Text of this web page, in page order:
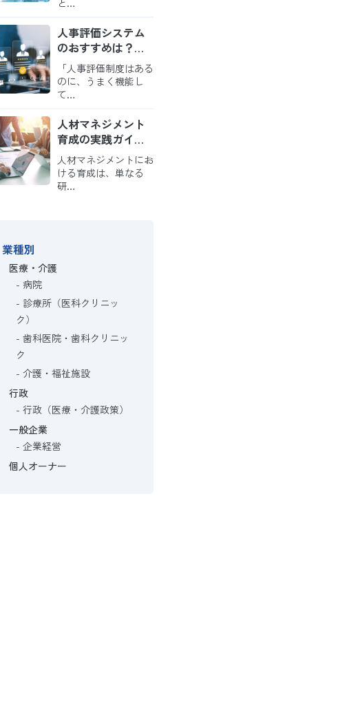
と…
人事評価システム
のおすすめは？導
入のメリットと比
較のポイントを解
説
「人事評価制度はある
のに、うまく機能し
て…
人材マネジメント
育成の実践ガイド
｜戦略を現場の役
割に繋ぎ、自走す
る組織を創る方法
人材マネジメントにお
ける育成は、単なる
研…
業種別
医療・介護
病院
診療所（医科クリニッ
ク）
歯科医院・歯科クリニッ
ク
介護・福祉施設
行政
行政（医療・介護政策）
一般企業
企業経営
個人オーナー